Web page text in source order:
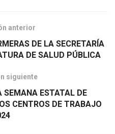
anterior
DE LA SECRETARÍA
DE SALUD PÚBLICA
siguiente
SEMANA ESTATAL DE
CENTROS DE TRABAJO